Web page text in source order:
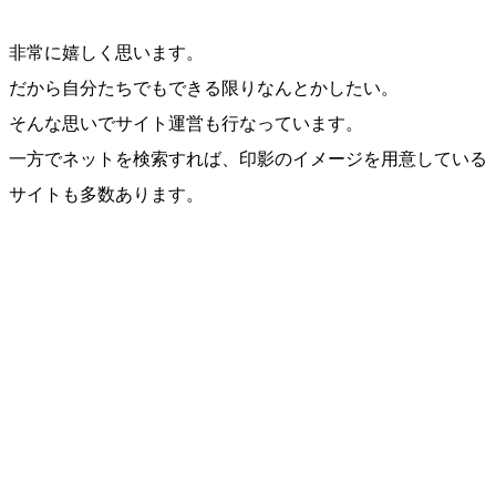
非常に嬉しく思います。
だから自分たちでもできる限りなんとかしたい。
そんな思いでサイト運営も行なっています。
一方でネットを検索すれば、印影のイメージを用意している
サイトも多数あります。